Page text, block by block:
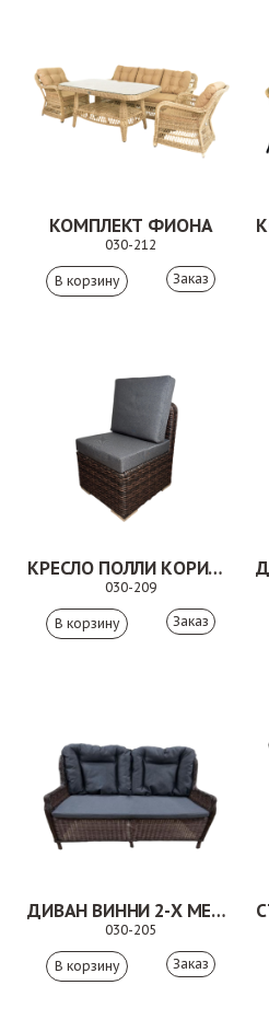
КОМПЛЕКТ ФИОНА
030-212
Заказ
КРЕСЛО ПОЛЛИ КОРИЧНЕВОЕ
030-209
Заказ
ДИВАН ВИННИ 2-Х МЕСТНЫЙ КОРИЧНЕВЫЙ
030-205
Заказ